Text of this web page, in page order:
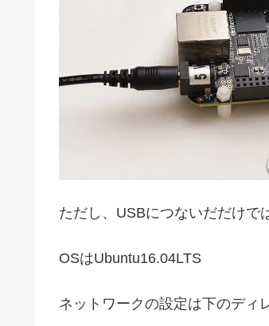
ただし、USBにつないだだけで
OSはUbuntu16.04LTS
ネットワークの設定は下のディ